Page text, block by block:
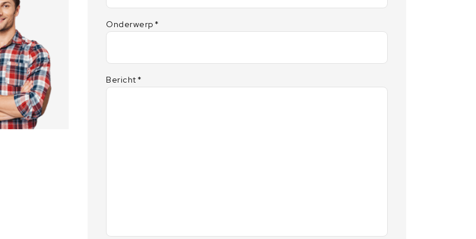
Onderwerp *
Bericht *